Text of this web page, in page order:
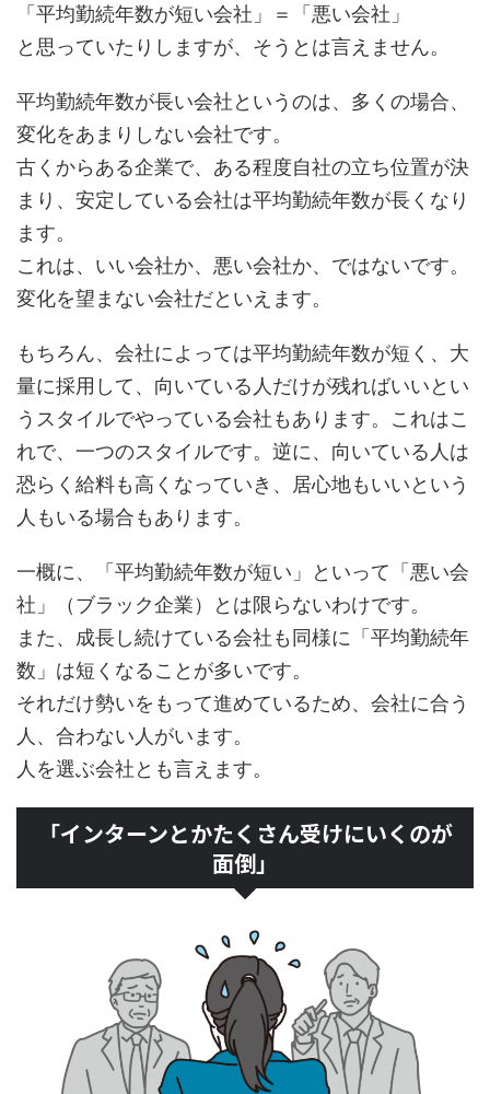
「平均勤続年数が短い会社」＝「悪い会社」
と思っていたりしますが、そうとは言えません。
平均勤続年数が長い会社というのは、多くの場合、
変化をあまりしない会社です。
古くからある企業で、ある程度自社の立ち位置が決
まり、安定している会社は平均勤続年数が長くなり
ます。
これは、いい会社か、悪い会社か、ではないです。
変化を望まない会社だといえます。
もちろん、会社によっては平均勤続年数が短く、大
量に採用して、向いている人だけが残ればいいとい
うスタイルでやっている会社もあります。これはこ
れで、一つのスタイルです。逆に、向いている人は
恐らく給料も高くなっていき、居心地もいいという
人もいる場合もあります。
一概に、「平均勤続年数が短い」といって「悪い会
社」（ブラック企業）とは限らないわけです。
また、成長し続けている会社も同様に「平均勤続年
数」は短くなることが多いです。
それだけ勢いをもって進めているため、会社に合う
人、合わない人がいます。
人を選ぶ会社とも言えます。
「インターンとかたくさん受けにいくのが
面倒」